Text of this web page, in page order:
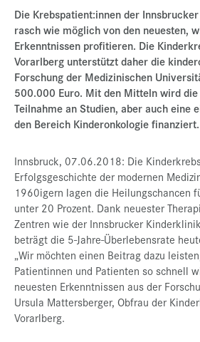
Presse
Jobs
Kontakt
Datenschutz
Service-Links
Die Krebspatient:innen der
rasch wie möglich von den neuesten,
Erkenntnissen profitieren. Die
Vorarlberg unterstützt daher die
Forschung der Medizinischen
500.000 Euro. Mit den Mitteln wird
Teilnahme an Studien, aber auch eine
den Bereich Kinderonkologie finanziert.
Innsbruck, 07.06.2018: Die
Erfolgsgeschichte der modernen
1960igern lagen die Heilungschancen
unter 20 Prozent. Dank neuester
Zentren wie der Innsbrucker
beträgt die 5-Jahre-Überlebensrate
„Wir möchten einen Beitrag dazu
Patientinnen und Patienten so schnell
neuesten Erkenntnissen aus der
Ursula Mattersberger, Obfrau der
Vorarlberg.